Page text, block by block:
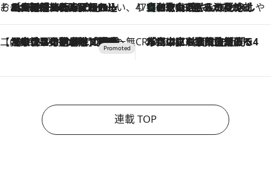
そおだよおこの関西おいしい、おやつ紀行
2026.8.9
［大阪府箕面市］一皿一皿目の前で仕上げられる、料理を巧みに組み込んだアシェットデセールコース「ミチル アシェット デセール（Michiru assiette dessert）」 47都道府県の手みやげ ひんやりスイーツで夏を満喫
2026.8.9
【和歌山県】この夏絶対食べたい 冷やしておいしいおやつ3選 みかんがごろっと丸ごと入ったジュレ
【CREA×星野リゾート】唯一無二。癒しと発見が待つ場所へ
2026.8.7
【トンボの足水浴】ヒノキの香りに包まれて涼感マックス！約13℃の湧水かけ流しを避暑地「星野温泉 トンボの湯」で体験 CREA'S CHOICE
2026.8.7
「立川にも歌舞伎があるんだよ」 片岡仁左衛門・市川中車ら豪華座組みで4年目の立川立飛歌舞伎へ
連載 TOP